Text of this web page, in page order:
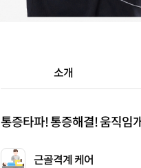
소개
통증타파! 통증해결! 움직임
근골격계 케어